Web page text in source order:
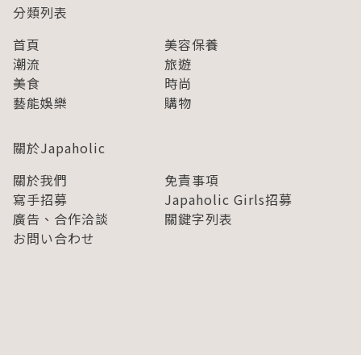
分類列表
首頁
美容保養
潮流
旅遊
美食
時尚
藝能娛樂
購物
關於Japaholic
關於我們
免責事項
寫手招募
Japaholic Girls招募
廣告、合作洽談
關鍵字列表
お問い合わせ